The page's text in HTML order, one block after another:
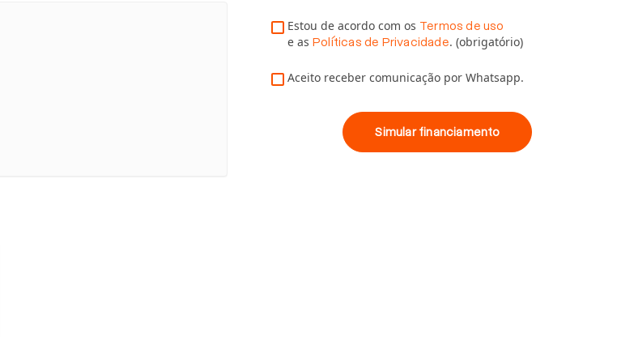
Estou de acordo com os Termos de uso
e as Políticas de Privacidade. (obrigatório)
Aceito receber comunicação por Whatsapp.
Simular financiamento